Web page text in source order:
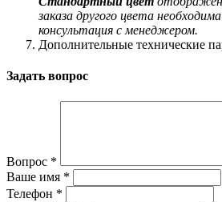
заказа другого цвета
консультация с менеджером.
Дополнительные технические
Задать вопрос
Вопрос *
Ваше имя *
Телефон *